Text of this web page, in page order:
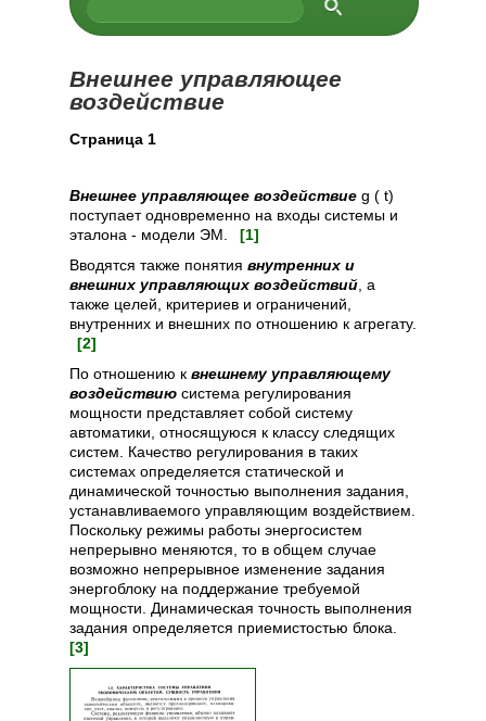
Внешнее управляющее
воздействие
Cтраница 1
Внешнее управляющее воздействие g ( t)
поступает одновременно на входы системы и
эталона - модели ЭМ. [1]
Вводятся также понятия внутренних и
внешних управляющих воздействий , а
также целей, критериев и ограничений,
внутренних и внешних по отношению к агрегату.
[2]
По отношению к внешнему управляющему
воздействию система регулирования
мощности представляет собой систему
автоматики, относящуюся к классу следящих
систем. Качество регулирования в таких
системах определяется статической и
динамической точностью выполнения задания,
устанавливаемого управляющим воздействием.
Поскольку режимы работы энергосистем
непрерывно меняются, то в общем случае
возможно непрерывное изменение задания
энергоблоку на поддержание требуемой
мощности. Динамическая точность выполнения
задания определяется приемистостью блока.
[3]